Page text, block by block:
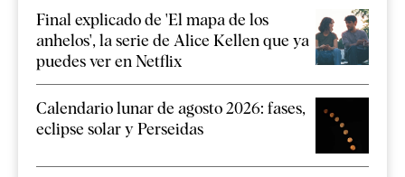
Final explicado de 'El mapa de los
anhelos', la serie de Alice Kellen que ya
puedes ver en Netflix
Calendario lunar de agosto 2026: fases,
eclipse solar y Perseidas